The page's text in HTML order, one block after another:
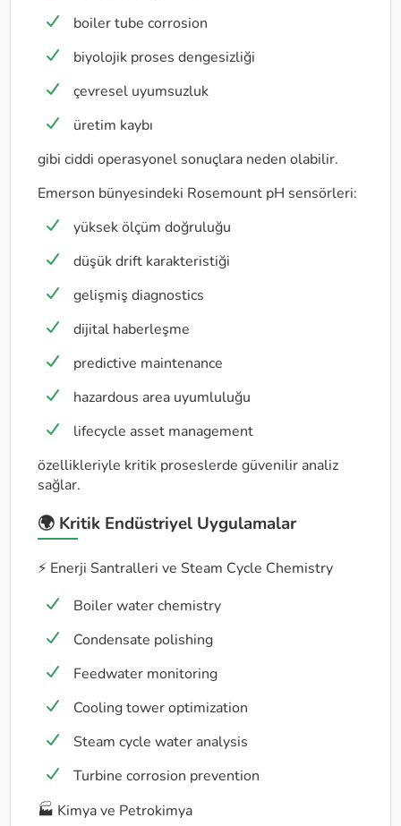
boiler tube corrosion
biyolojik proses dengesizliği
çevresel uyumsuzluk
üretim kaybı
gibi ciddi operasyonel sonuçlara neden olabilir.
Emerson bünyesindeki Rosemount pH sensörleri:
yüksek ölçüm doğruluğu
düşük drift karakteristiği
gelişmiş diagnostics
dijital haberleşme
predictive maintenance
hazardous area uyumluluğu
lifecycle asset management
özellikleriyle kritik proseslerde güvenilir analiz
sağlar.
🌍 Kritik Endüstriyel Uygulamalar
⚡ Enerji Santralleri ve Steam Cycle Chemistry
Boiler water chemistry
Condensate polishing
Feedwater monitoring
Cooling tower optimization
Steam cycle water analysis
Turbine corrosion prevention
🏭 Kimya ve Petrokimya